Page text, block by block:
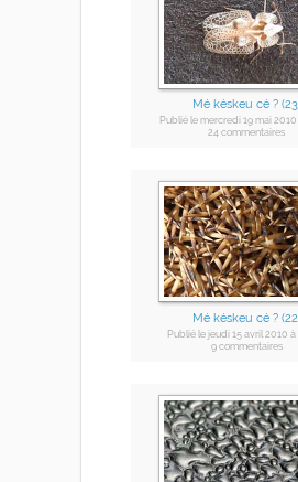
Mé késkeu cé ?
Publiéle mercredi 19 mai 2010
24 commentaires
Mé késkeu cé ?
Publiéle jeudi 15 avril 2010 à
9 commentaires